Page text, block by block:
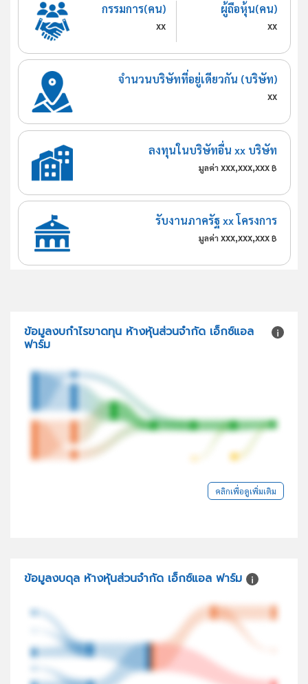
กรรมการ(คน)
xx
ผู้ถือหุ้น(คน)
xx
จำนวนบริษัทที่อยู่เดียวกัน (บริษัท)
xx
ลงทุนในบริษัทอื่น xx บริษัท
มูลค่า xxx,xxx,xxx ฿
รับงานภาครัฐ xx โครงการ
มูลค่า xxx,xxx,xxx ฿
ข้อมูลงบกำไรขาดทุน ห้างหุ้นส่วนจำกัด เอ็กซ์แอล
ฟาร์ม
คลิกเพื่อดูเพิ่มเติม
ข้อมูลงบดุล ห้างหุ้นส่วนจำกัด เอ็กซ์แอล ฟาร์ม